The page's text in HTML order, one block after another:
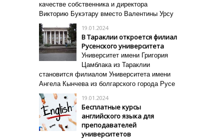
качестве собственника и директора
Викторию Букэтару вместо Валентины Урсу
19.01.2024
В Тараклии откроется филиал
Русенского университета
Университет имени Григория
Цамблака из Тараклии
становится филиалом Университета имени
Ангела Кынчева из болгарского города Русе
19.01.2024
Бесплатные курсы
английского языка для
преподавателей
университетов